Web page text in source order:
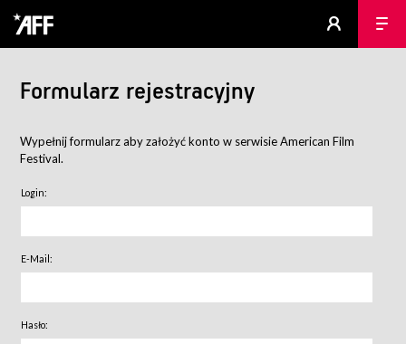
Formularz rejestracyjny
Wypełnij formularz aby założyć konto w serwisie American Film
Festival.
Login:
E-Mail:
Hasło: